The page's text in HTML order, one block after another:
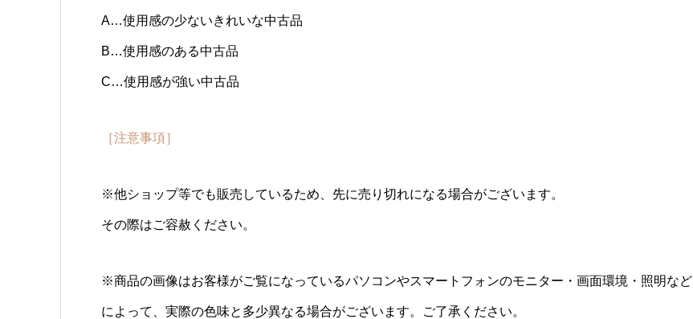
A…使用感の少ないきれいな中古品
B…使用感のある中古品
C…使用感が強い中古品
［注意事項］
※他ショップ等でも販売しているため、先に売り切れになる場合がございます。
その際はご容赦ください。
※商品の画像はお客様がご覧になっているパソコンやスマートフォンのモニター・画面環境・照明など
によって、実際の色味と多少異なる場合がございます。ご了承ください。